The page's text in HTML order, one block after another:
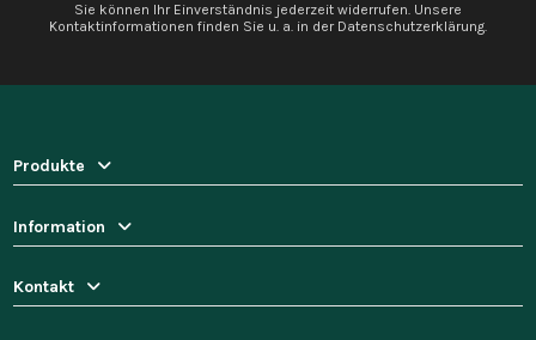
Sie können Ihr Einverständnis jederzeit widerrufen. Unsere
Kontaktinformationen finden Sie u. a. in der Datenschutzerklärung.
Produkte
Information
Kontakt